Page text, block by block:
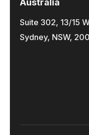
Australia
Suite 302, 13/15
Sydney, NSW,